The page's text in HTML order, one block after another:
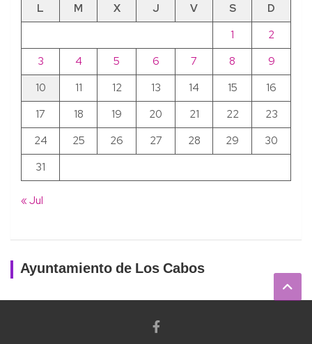
L
M X J V S
D
1
2
3
4 5 6 7 8
9
10
11 12 13 14 15
16
17
18 19 20 21 22
23
24
25 26 27 28 29
30
31
« Jul
Ayuntamiento de Los Cabos